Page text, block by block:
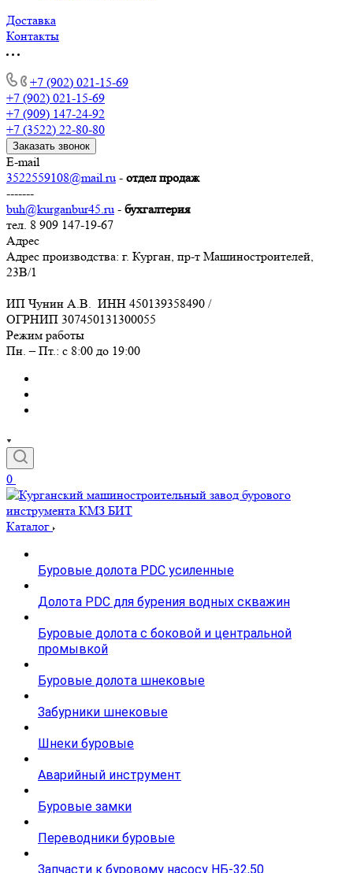
Доставка
Контакты
+7 (902) 021-15-69
+7 (902) 021-15-69
+7 (909) 147-24-92
+7 (3522) 22-80-80
Заказать звонок
E-mail
3522559108@mail.ru - отдел продаж
-------
buh@kurganbur45.ru - бухгалтерия
тел. 8 909 147-19-67
Адрес
Адрес производства: г. Курган, пр-т Машиностроителей,
23В/1
ИП Чунин А.В. ИНН 450139358490 /
ОГРНИП 307450131300055
Режим работы
Пн. – Пт.: с 8:00 до 19:00
0
Каталог
Буровые долота PDC усиленные
Долота PDC для бурения водных скважин
Буровые долота с бoковой и центральной
промывкой
Буровые долота шнековые
Забурники шнековые
Шнеки буровые
Аварийный инструмент
Буровые замки
Переводники буровые
Запчасти к буровому насосу НБ-32,50